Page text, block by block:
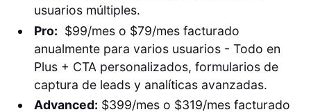
usuarios múltiples.
Pro: $99/mes o $79/mes facturado
anualmente para varios usuarios - Todo en
Plus + CTA personalizados, formularios de
captura de leads y analíticas avanzadas.
Advanced: $399/mes o $319/mes facturado